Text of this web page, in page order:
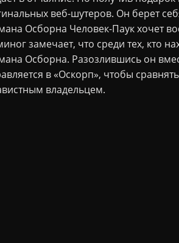
веб-шутеров. Он берет
Осборна Человек-Паук хочет
замечает, что среди тех, кто
Осборна. Разозлившись он
в «Оскорп», чтобы
владельцем.